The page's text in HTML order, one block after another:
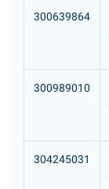
300639864
300989010
304245031